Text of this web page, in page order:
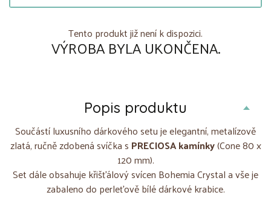
Tento produkt již není k dispozici.
VÝROBA BYLA UKONČENA.
Popis produktu
Součástí luxusního dárkového setu je elegantní, metalízově
zlatá, ručně zdobená svíčka s PRECIOSA kamínky(Cone 80 x
120 mm).
Set dále obsahuje křišťálový svícen Bohemia Crystal a vše je
zabaleno do perleťově bílé dárkové krabice.